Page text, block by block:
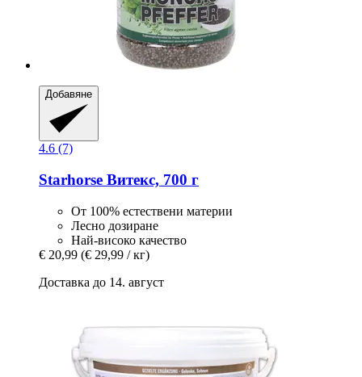
Добавяне
4.6 (7)
Starhorse Витекс, 700 г
От 100% естествени материи
Лесно дозиране
Най-високо качество
€ 20,99 (€ 29,99 / кг)
Доставка до 14. август